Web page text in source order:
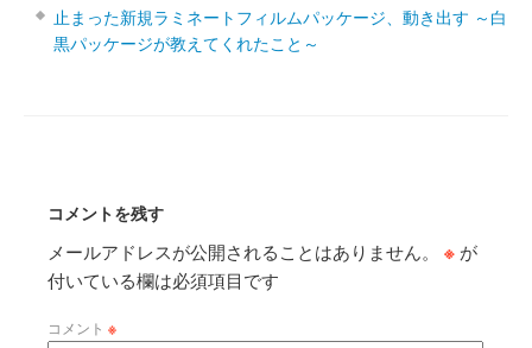
止まった新規ラミネートフィルムパッケージ、動き出す ～白
黒パッケージが教えてくれたこと～
コメントを残す
メールアドレスが公開されることはありません。 ※ が
付いている欄は必須項目です
コメント ※